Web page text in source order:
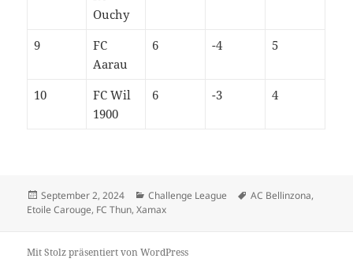
Ouchy
9
FC
Aarau
6 -4 5
10
FC Wil
1900
6 -3 4
Veröffentlicht
am
September 2, 2024 Kategorien
Challenge League Schlagwörter
AC Bellinzona,
Etoile Carouge, FC Thun,Xamax
Mit Stolz präsentiert von WordPress